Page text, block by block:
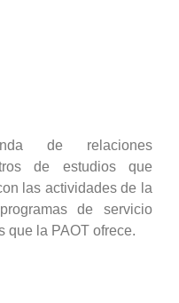
de relaciones
de estudios que
las actividades de la
de servicio
que la PAOT ofrece.